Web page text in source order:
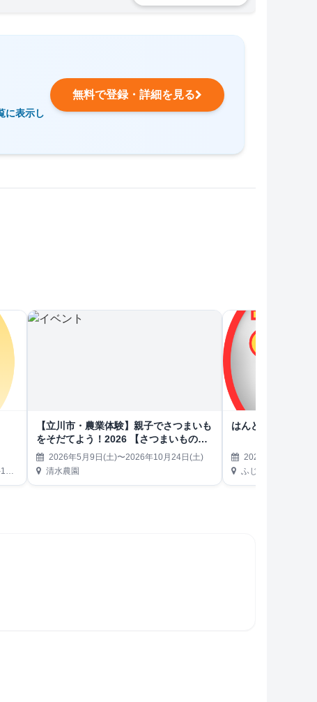
に表示し
無料で登録・詳細を見る
【立川市・農業体験】親子でさつまいも
をそだてよう！2026 【さつまいもの植
え付け〜収穫】
2026年5月9日(土)〜2026年10月24日(土)
清水農園
はんどめいどフェ
2026年5月9日(土)
ふじみ野ステラウ